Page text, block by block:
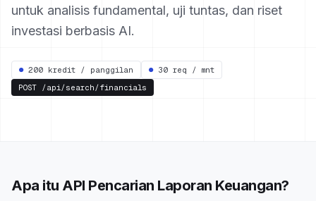
untuk analisis fundamental, uji tuntas, dan riset
investasi berbasis AI.
● 200 kredit / panggilan ● 30 req / mnt
POST /api/search/financials
Apa itu API Pencarian Laporan Keuangan?